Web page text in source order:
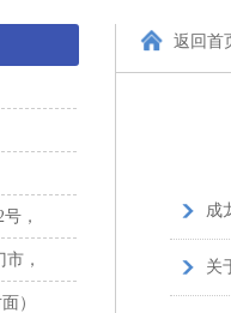
，
，
）
返回首
成
关